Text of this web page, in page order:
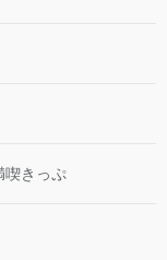
喫きっぷ